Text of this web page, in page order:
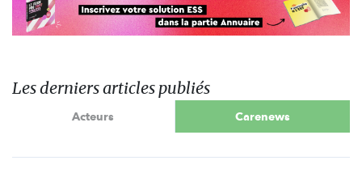
Les derniers articles publiés
Acteurs Carenews